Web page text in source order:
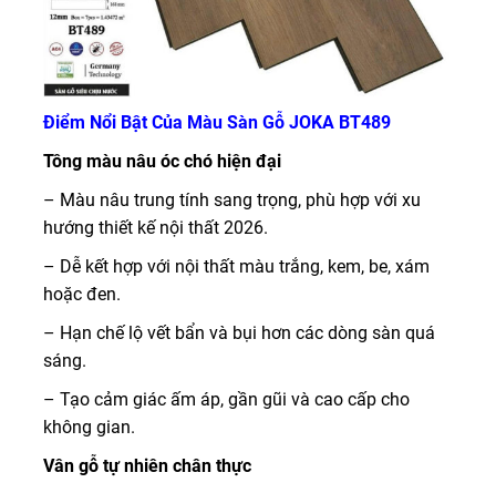
Điểm Nổi Bật Của Màu Sàn Gỗ JOKA BT489
Tông màu nâu óc chó hiện đại
– Màu nâu trung tính sang trọng, phù hợp với xu
hướng thiết kế nội thất 2026.
– Dễ kết hợp với nội thất màu trắng, kem, be, xám
hoặc đen.
– Hạn chế lộ vết bẩn và bụi hơn các dòng sàn quá
sáng.
– Tạo cảm giác ấm áp, gần gũi và cao cấp cho
không gian.
Vân gỗ tự nhiên chân thực